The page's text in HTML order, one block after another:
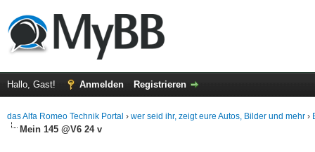
Hallo, Gast! Anmelden Registrieren
das Alfa Romeo Technik Portal › wer seid ihr, zeigt eure Autos, Bilder und mehr ›
Mein 145 @V6 24 v